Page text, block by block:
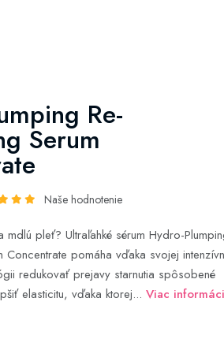
Re-
Serum
Naše hodnotenie
mdlú pleť? Ultraľahké sérum Hydro-
Concentrate pomáha vďaka svojej
redukovať prejavy starnutia spôsobené
elasticitu, vďaka ktorej... Viac